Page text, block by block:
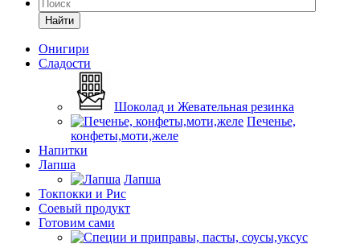
Найти
Онигири
Сладости
Шоколад и Жевательная резинка
Печенье,
конфеты,моти,желе
Напитки
Лапша
Лапша
Токпокки и Рис
Соевый продукт
Готовим сами